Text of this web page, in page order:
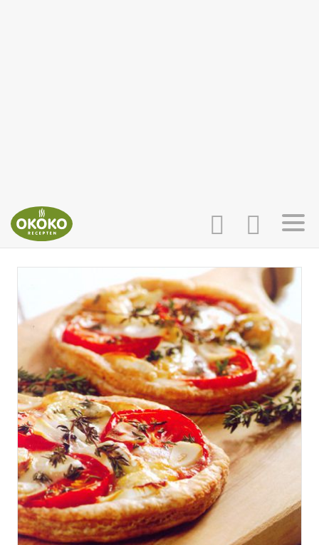
INLOGGEN
AANMELDEN
HOME
RECEPTEN
WEEKMENU'S
KOOKBOEKEN